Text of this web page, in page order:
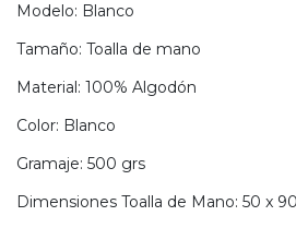
Modelo: Blanco
Tamaño: Toalla de mano
Material: 100% Algodón
Color: Blanco
Gramaje: 500 grs
Dimensiones Toalla de Mano: 50 x